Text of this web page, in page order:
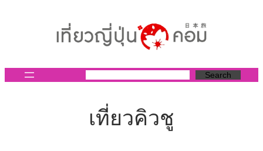
Search
เที่ยวคิวชู